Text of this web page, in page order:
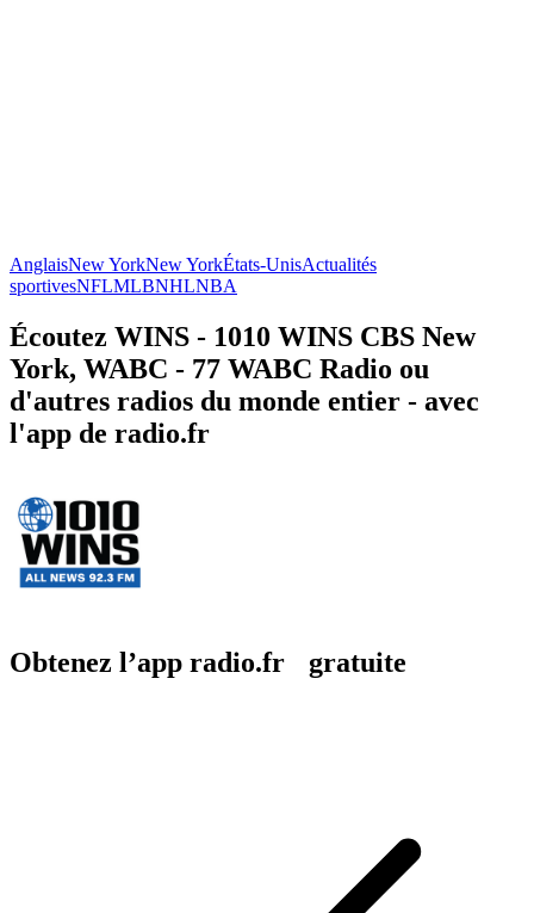
AnglaisNew YorkNew YorkÉtats-UnisActualités
sportivesNFLMLBNHLNBA
Écoutez WINS - 1010 WINS CBS New
York, WABC - 77 WABC Radio ou
d'autres radios du monde entier - avec
l'app de radio.fr
Obtenez l’app radio.fr gratuite